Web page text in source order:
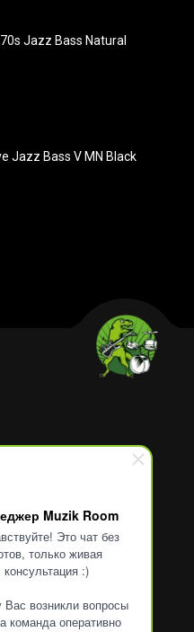
Muzik Room
Это чат без
только живая
консультация :)
Вас возникли вопросы
команда оперативно
Jazz Bass Natural
Jazz Bass V MN Black
для сбора